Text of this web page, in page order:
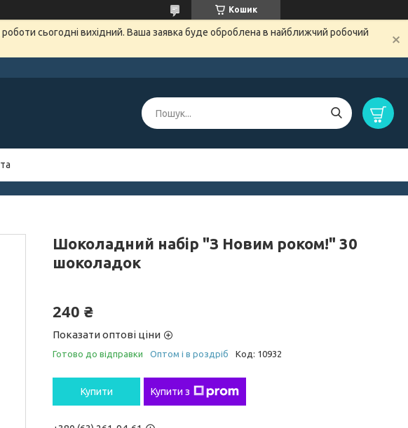
Кошик
сьогодні вихідний. Ваша заявка буде оброблена в найближчий робочий
Шоколадний набір "З Новим роком!" 30
шоколадок
240 ₴
Показати оптові ціни
Готово до відправки Оптом і в роздріб Код: 10932
Купити Купити з